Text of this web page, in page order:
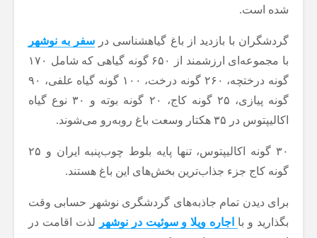
شده است.
گردشگران با بازدید از باغ گیاهشناسی در سفر به نوشهر
با مجموعه‌ای ارزشمند از ۶۵۰ گونه گیاهی که شامل ۱۷۰
گونه درختچه، ۲۶۰ گونه درخت، ۱۰۰ گونه گیاه علفی، ۹۰
گونه پیازی، ۲۵ گونه کاج، ۲۰ گونه بوته و ۳۰ نوع گیاه
اکالیپتوس در ۳۵ هکتار وسعت باغ روبه‌رو می‌شوند.
۳۰ گونه اکالیپتوس، تنها پایه بلوط چوب‌پنبه ایران و ۲۵
گونه کاج جزء جذاب‌ترین بخش‌های این باغ هستند.
برای دیدن تمام جاذبه‌های گردشگری نوشهر حسابی وقت
بگذارید و با اجاره ویلا و سوئیت در نوشهر
لذت اقامت در